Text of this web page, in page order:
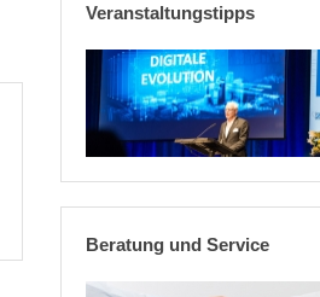
Veranstaltungstipps
Beratung und Service